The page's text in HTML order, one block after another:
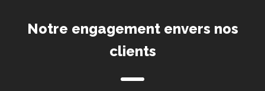
Notre engagement envers nos
clients